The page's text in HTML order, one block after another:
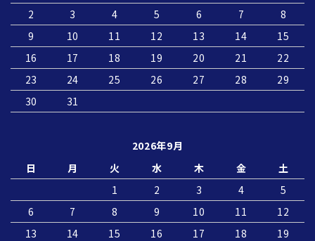
2
3 4 5 6 7
8
9
10 11 12 13 14
15
16
17 18 19 20 21
22
23
24 25 26 27 28
29
30
31
2026年9月
日
月 火 水 木 金
土
1
2 3 4
5
6
7 8 9 10 11
12
13
14 15 16 17 18
19